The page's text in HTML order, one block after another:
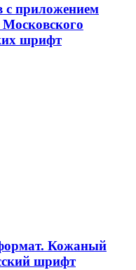
с приложением
шрифт
Кожаный
шрифт